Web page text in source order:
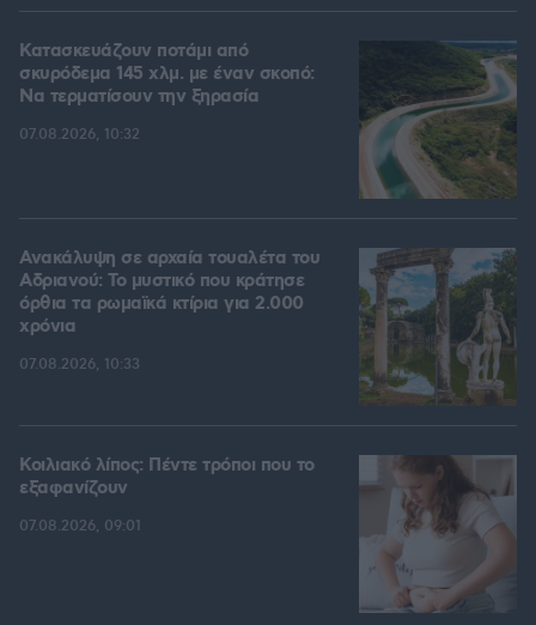
Κατασκευάζουν ποτάμι από
σκυρόδεμα 145 χλμ. με έναν σκοπό:
Να τερματίσουν την ξηρασία
07.08.2026, 10:32
Ανακάλυψη σε αρχαία τουαλέτα του
Αδριανού: Το μυστικό που κράτησε
όρθια τα ρωμαϊκά κτίρια για 2.000
χρόνια
07.08.2026, 10:33
Κοιλιακό λίπος: Πέντε τρόποι που το
εξαφανίζουν
07.08.2026, 09:01